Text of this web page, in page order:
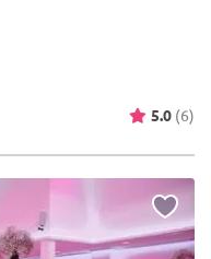
5.0 (6)